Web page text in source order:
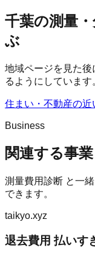
千葉の測量
ぶ
地域ページを見た後
るようにしています
住まい・不動産の近
Business
関連する事業
測量費用診断 と一
できます。
taikyo.xyz
退去費用 払いす